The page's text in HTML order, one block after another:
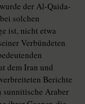
der Al-Qaida-
solchen
ist, nicht etwa
Verbündeten
dem Iran und
Berichte
sunnitische Araber